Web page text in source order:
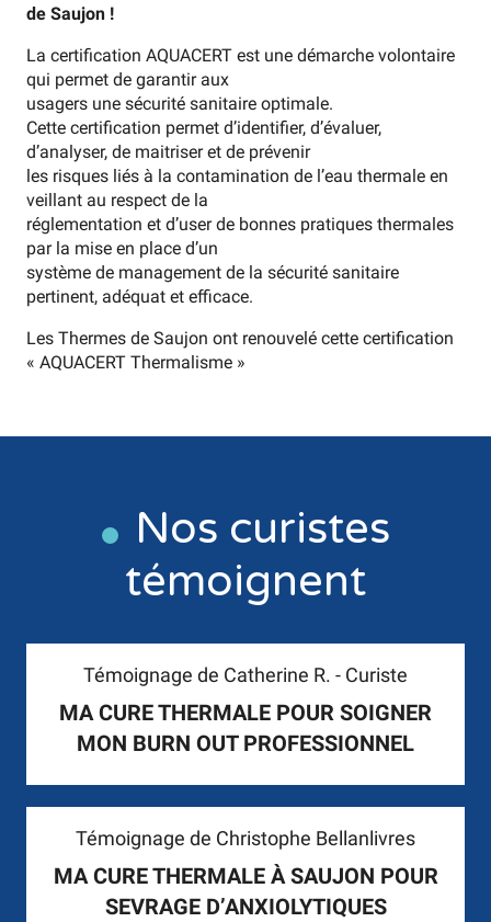
de Saujon !
La certification AQUACERT est une démarche volontaire
qui permet de garantir aux
usagers une sécurité sanitaire optimale.
Cette certification permet d’identifier, d’évaluer,
d’analyser, de maitriser et de prévenir
les risques liés à la contamination de l’eau thermale en
veillant au respect de la
réglementation et d’user de bonnes pratiques thermales
par la mise en place d’un
système de management de la sécurité sanitaire
pertinent, adéquat et efficace.
Les Thermes de Saujon ont renouvelé cette certification
« AQUACERT Thermalisme »
Nos curistes
témoignent
Témoignage de Catherine R. - Curiste
MA CURE THERMALE POUR SOIGNER
MON BURN OUT PROFESSIONNEL
Témoignage de Christophe Bellanlivres
MA CURE THERMALE À SAUJON POUR
SEVRAGE D’ANXIOLYTIQUES